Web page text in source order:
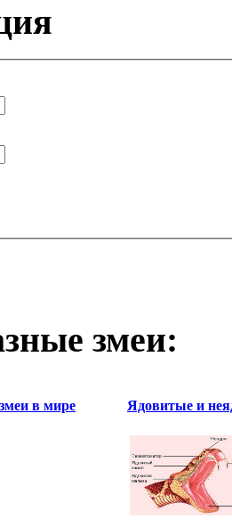
змеи:
в мире Ядовитые и